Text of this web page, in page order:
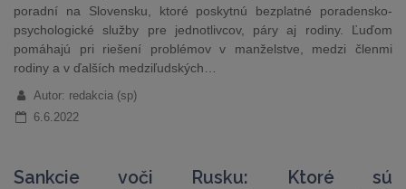
poradní na Slovensku, ktoré poskytnú bezplatné poradensko-
psychologické služby pre jednotlivcov, páry aj rodiny. Ľuďom
pomáhajú pri riešení problémov v manželstve, medzi členmi
rodiny a v ďalších medziľudských…
Autor: redakcia (sp)
6.6.2022
Sankcie voči Rusku: Ktoré sú